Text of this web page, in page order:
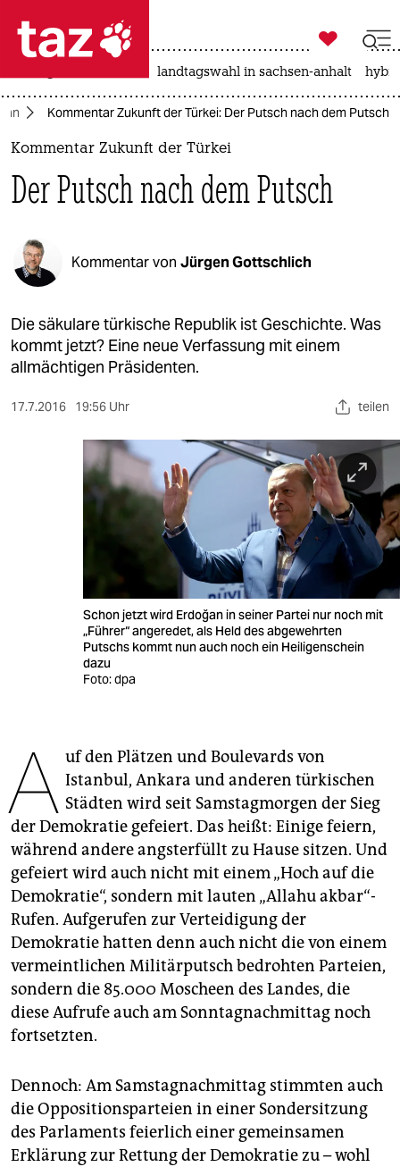
 taz zahl ich
taz zahl ich
politik
öko
gesellschaft
kultur
sport
berlin
wahrheit
fragen & hilfe
genossenschaft
epaper login

taz zahl ich
landtagswahl in sachsen-anhalt
Kommentar Zukunft der Türkei: Der Putsch nach dem Putsch
Kommentar Zukunft der Türkei
Der Putsch nach dem Putsch
Kommentar von Jürgen Gottschlich
Die säkulare türkische Republik ist Geschichte. Was
kommt jetzt? Eine neue Verfassung mit einem
allmächtigen Präsidenten.
17.7.2016 19:56 Uhr teilen
Schon jetzt wird Erdoğan in seiner Partei nur noch mit
„Führer“ angeredet, als Held des abgewehrten
Putschs kommt nun auch noch ein Heiligenschein
dazu
Foto: dpa
A uf den Plätzen und Boulevards von
Istanbul, Ankara und anderen türkischen
Städten wird seit Samstagmorgen der Sieg
der Demokratie gefeiert. Das heißt: Einige feiern,
während andere angsterfüllt zu Hause sitzen. Und
gefeiert wird auch nicht mit einem „Hoch auf die
Demokratie“, sondern mit lauten „Allahu akbar“-
Rufen. Aufgerufen zur Verteidigung der
Demokratie hatten denn auch nicht die von einem
vermeintlichen Militärputsch bedrohten Parteien,
sondern die 85.000 Moscheen des Landes, die
diese Aufrufe auch am Sonntagnachmittag noch
fortsetzten.
Dennoch: Am Samstagnachmittag stimmten auch
die Oppositionsparteien in einer Sondersitzung
des Parlaments feierlich einer gemeinsamen
Erklärung zur Rettung der Demokratie zu – wohl